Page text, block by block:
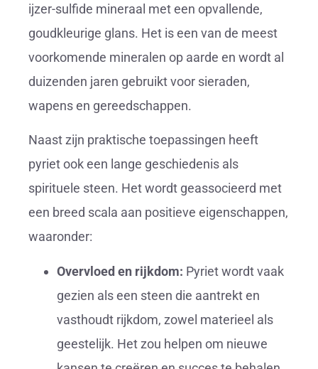
ijzer-sulfide mineraal met een opvallende,
goudkleurige glans. Het is een van de meest
voorkomende mineralen op aarde en wordt al
duizenden jaren gebruikt voor sieraden,
wapens en gereedschappen.
Naast zijn praktische toepassingen heeft
pyriet ook een lange geschiedenis als
spirituele steen. Het wordt geassocieerd met
een breed scala aan positieve eigenschappen,
waaronder:
Overvloed en rijkdom: Pyriet wordt vaak
gezien als een steen die aantrekt en
vasthoudt rijkdom, zowel materieel als
geestelijk. Het zou helpen om nieuwe